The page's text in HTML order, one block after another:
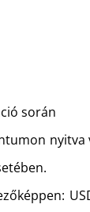
során
nyitva